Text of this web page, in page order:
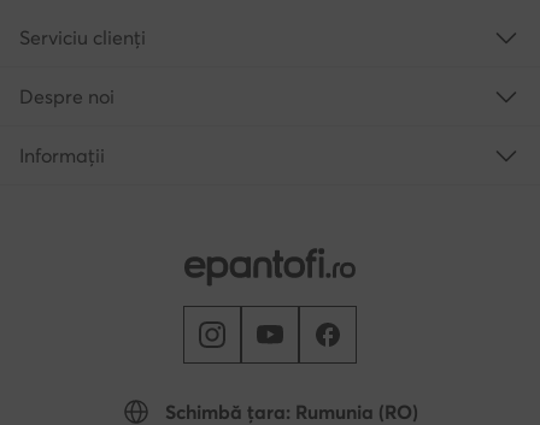
Schimbă țara: Rumunia (RO)
Serviciu clienți
Despre noi
Informații